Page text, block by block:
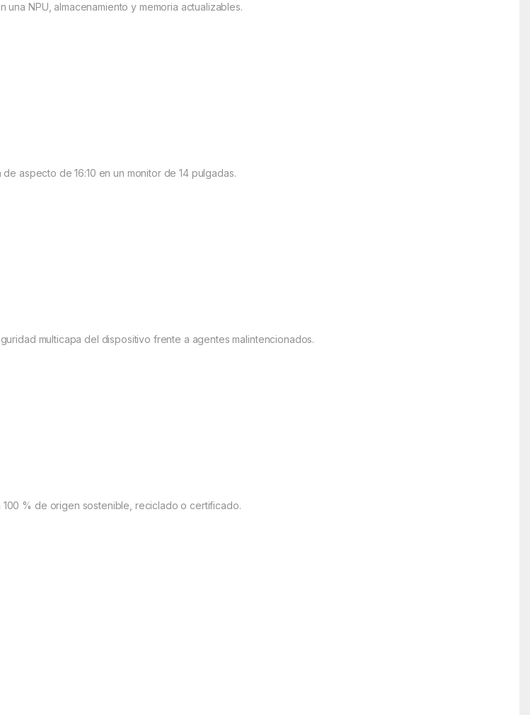
NPU, almacenamiento y memoria actualizables.
aspecto de 16:10 en un monitor de 14 pulgadas.
multicapa del dispositivo frente a agentes malintencionados.
% de origen sostenible, reciclado o certificado.